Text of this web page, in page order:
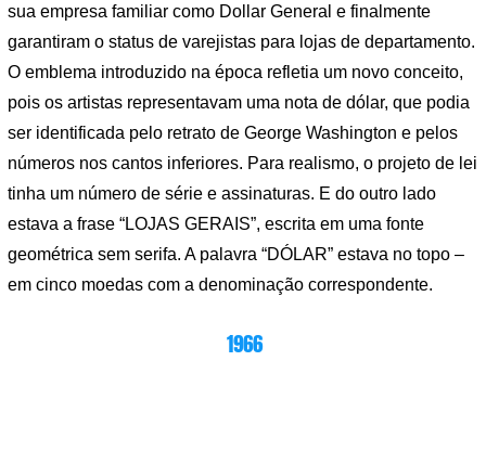
sua empresa familiar como Dollar General e finalmente
garantiram o status de varejistas para lojas de departamento.
O emblema introduzido na época refletia um novo conceito,
pois os artistas representavam uma nota de dólar, que podia
ser identificada pelo retrato de George Washington e pelos
números nos cantos inferiores. Para realismo, o projeto de lei
tinha um número de série e assinaturas. E do outro lado
estava a frase “LOJAS GERAIS”, escrita em uma fonte
geométrica sem serifa. A palavra “DÓLAR” estava no topo –
em cinco moedas com a denominação correspondente.
1966